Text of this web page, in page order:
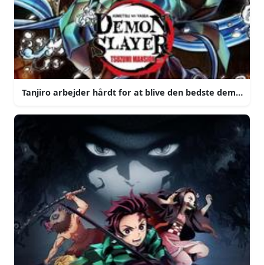
Tanjiro arbejder hårdt for at blive den bedste demon